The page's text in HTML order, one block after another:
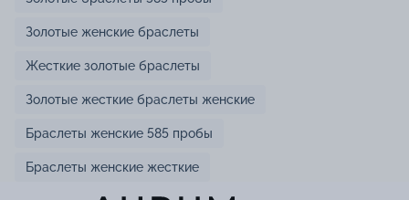
Золотые женские браслеты
Жесткие золотые браслеты
Золотые жесткие браслеты женские
Браслеты женские 585 пробы
Браслеты женские жесткие